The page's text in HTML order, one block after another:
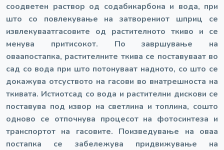
соодветен раствор од содабикарбона и вода, при
што со повлекување на затворениот шприц се
извлекуваатгасовите од растителното ткиво и се
менува притисокот. По завршување на
оваапостапка, растителните ткива се поставуваат во
сад со вода при што потонуваат надното, со што се
докажува отсуството на гасови во внатрешноста на
ткивата. Истиотсад со вода и растителни дискови се
поставува под извор на светлина и топлина, сошто
одново се отпочнува процесот на фотосинтеза и
транспортот на гасовите. Поизведување на оваа
постапка се забележува придвижување на